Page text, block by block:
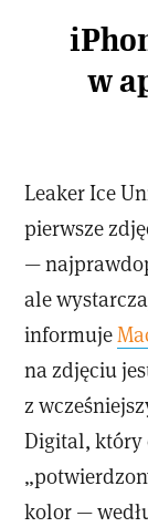
w
Leaker Ice
pierwsze
—
ale
informuje
na zdjęciu
z
Digital, który
kolor —